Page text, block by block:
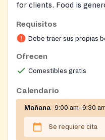
for clients. Food is
Requisitos
Debe traer sus propias
Ofrecen
Comestibles gratis
Calendario
Mañana 9:00 am–9:30
Se requiere cita